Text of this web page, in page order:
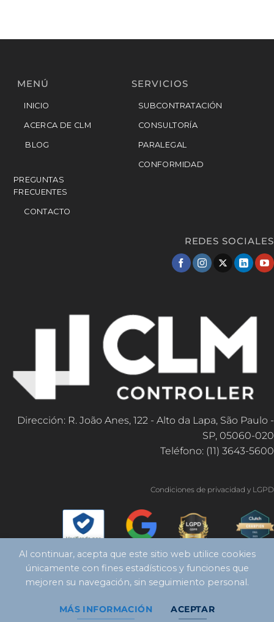
MENÚ
INICIO
ACERCA DE CLM
BLOG
PREGUNTAS
FRECUENTES
CONTACTO
SERVICIOS
SUBCONTRATACIÓN
CONSULTORÍA
PARALEGAL
CONFORMIDAD
REDES SOCIALES
Dirección: R. João Anes, 122 - Alto da Lapa, São Paulo -
SP, 05060-020
Teléfono: (11) 3643-5600
Condiciones de privacidad y LGPD
Copyright 2026 ©Controlador CLM
Al continuar, acepta que este sitio web utilice cookies
únicamente con fines estadísticos y funciones que
mejoren su navegación, sin seguimiento personal.
MÁS INFORMACIÓN ACEPTAR